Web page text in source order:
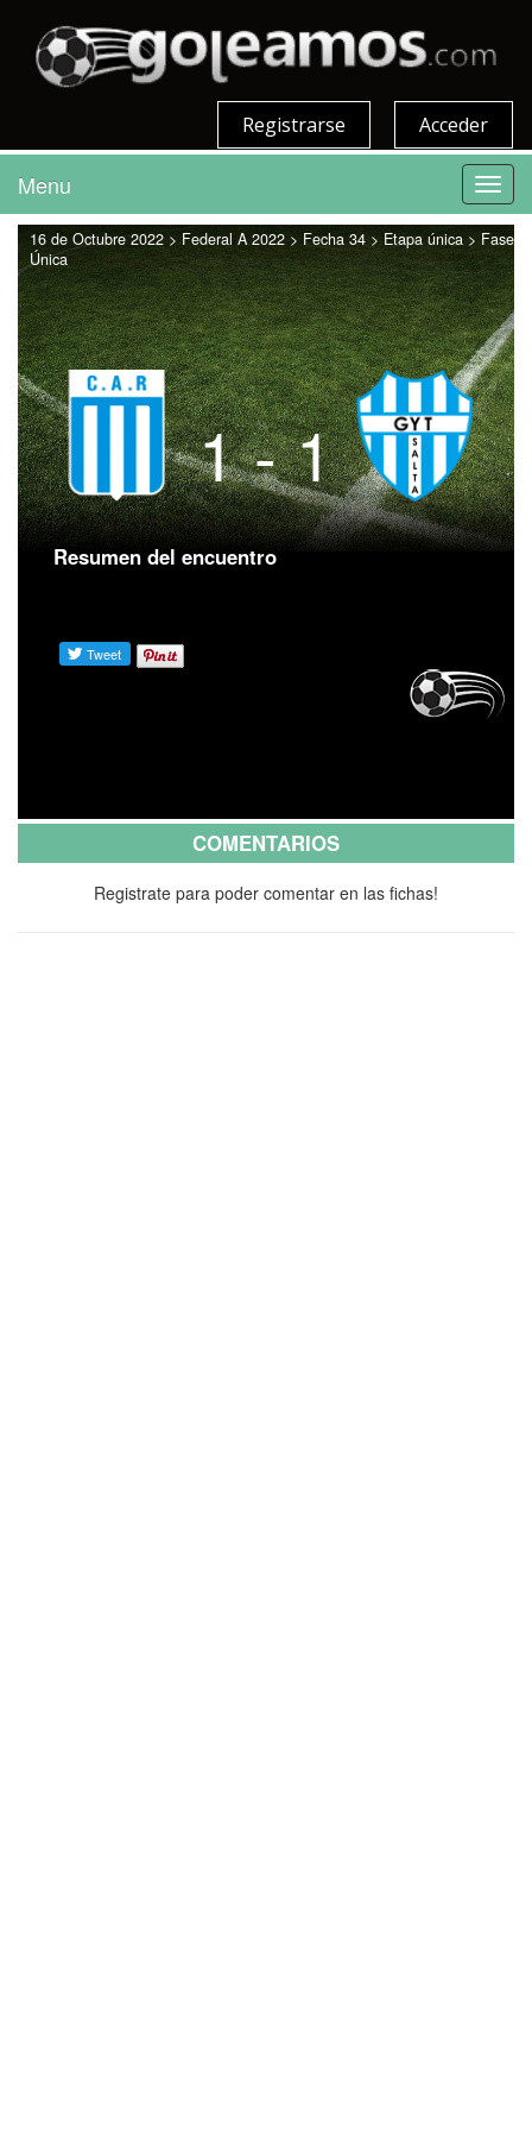
Acceder
Registrarse
Menu
16 de Octubre 2022 > Federal A 2022 > Fecha 34 > Etapa única > Fase
Única
1 - 1
Resumen del encuentro
COMENTARIOS
Registrate para poder comentar en las fichas!